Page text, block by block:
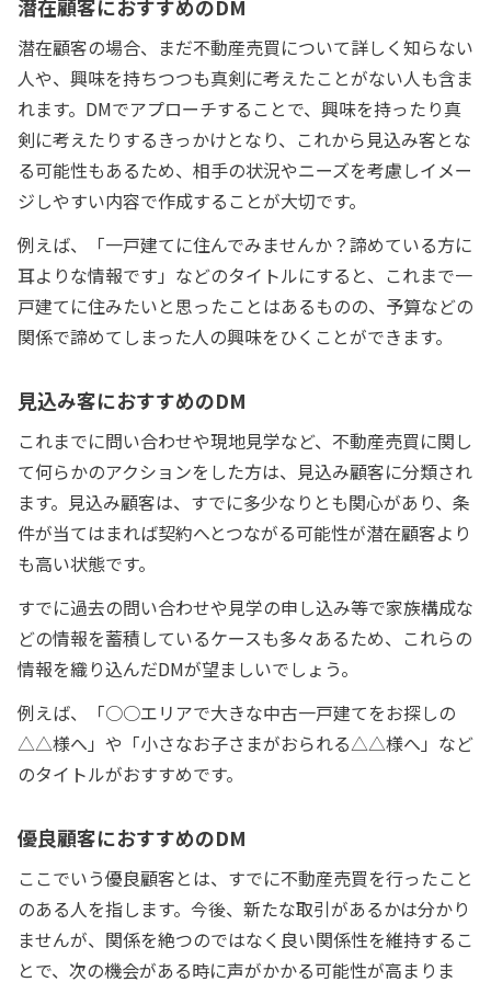
潜在顧客におすすめのDM
潜在顧客の場合、まだ不動産売買について詳しく知らない
人や、興味を持ちつつも真剣に考えたことがない人も含ま
れます。DMでアプローチすることで、興味を持ったり真
剣に考えたりするきっかけとなり、これから見込み客とな
る可能性もあるため、相手の状況やニーズを考慮しイメー
ジしやすい内容で作成することが大切です。
例えば、「一戸建てに住んでみませんか？諦めている方に
耳よりな情報です」などのタイトルにすると、これまで一
戸建てに住みたいと思ったことはあるものの、予算などの
関係で諦めてしまった人の興味をひくことができます。
見込み客におすすめのDM
これまでに問い合わせや現地見学など、不動産売買に関し
て何らかのアクションをした方は、見込み顧客に分類され
ます。見込み顧客は、すでに多少なりとも関心があり、条
件が当てはまれば契約へとつながる可能性が潜在顧客より
も高い状態です。
すでに過去の問い合わせや見学の申し込み等で家族構成な
どの情報を蓄積しているケースも多々あるため、これらの
情報を織り込んだDMが望ましいでしょう。
例えば、「○○エリアで大きな中古一戸建てをお探しの
△△様へ」や「小さなお子さまがおられる△△様へ」など
のタイトルがおすすめです。
優良顧客におすすめのDM
ここでいう優良顧客とは、すでに不動産売買を行ったこと
のある人を指します。今後、新たな取引があるかは分かり
ませんが、関係を絶つのではなく良い関係性を維持するこ
とで、次の機会がある時に声がかかる可能性が高まりま